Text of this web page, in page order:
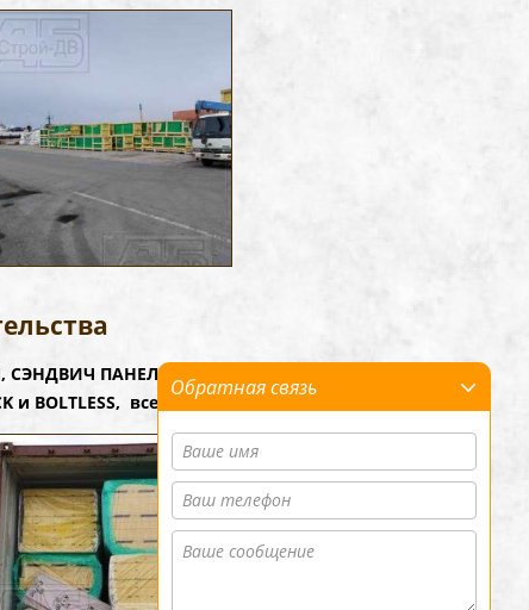
СЭНДВИЧ ПАНЕЛЬ
всего - 2 ктк 40НС.
Обратная связь